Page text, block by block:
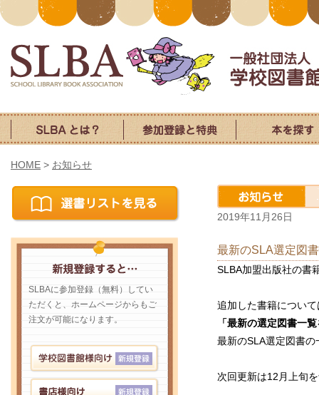
HOME > お知らせ
2019年11月26日
最新のSLA選定図
SLBA加盟出版社の書
追加した書籍につい
「最新の選定図書一
最新のSLA選定図書
次回更新は12月上旬
SLBAに参加登録（無料）してい
ただくと、ホームページからもご
注文が可能になります。